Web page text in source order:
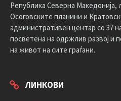
Република Северна Македонија,
Осоговските планини и
административен центар со 37
посветена на одржлив развој и
на живот на сите граѓани.
ЛИНКОВИ